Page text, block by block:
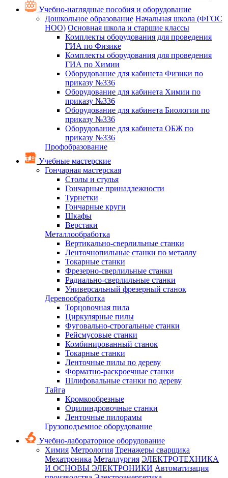
Учебно-наглядные пособия и оборудование
Дошкольное образование Начальная школа (ФГОС
НОО) Основная школа и старшие классы
Комплекты оборудования для проведения
ГИА по Физике
Комплекты оборудования для проведения
ГИА по Химии
Оборудование для кабинета Физики по
приказу №336
Оборудование для кабинета Химии по
приказу №336
Оборудование для кабинета Биологии по
приказу №336
Оборудование для кабинета ОБЖ по
приказу №336
Профобразование
Учебные мастерские
Гончарная мастерская
Столы и стулья
Гончарные принадлежности
Турнетки
Гончарные круги
Шкафы
Верстаки
Металлообработка
Вертикально-сверлильные станки
Ленточнопильные станки по металлу
Токарные станки
Фрезерно-сверлильные станки
Радиально-сверлильные станки
Универсальный фрезерный станок
Деревообработка
Торцовочная пила
Циркулярные пилы
Фуговально-строгальные станки
Рейсмусовые станки
Комбинированный станок
Токарные станки
Ленточные пилы по дереву
Форматно-раскроечные станки
Шлифовальные станки по дереву
Тайга
Кромкообрезные
Оцилиндровочные станки
Ленточные пилорамы
Грузоподъемное оборудование
Учебно-лабораторное оборудование
Химия Метрология Тренажеры сварщика
Мехатроника Металлургия ЭЛЕКТРОТЕХНИКА
И ОСНОВЫ ЭЛЕКТРОНИКИ Автоматизация